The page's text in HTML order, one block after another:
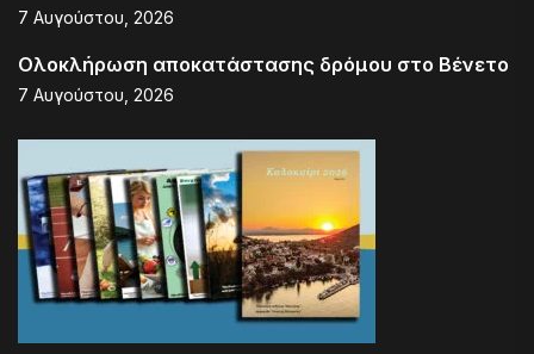
7 Αυγούστου, 2026
Ολοκλήρωση αποκατάστασης δρόμου στο Βένετο
7 Αυγούστου, 2026